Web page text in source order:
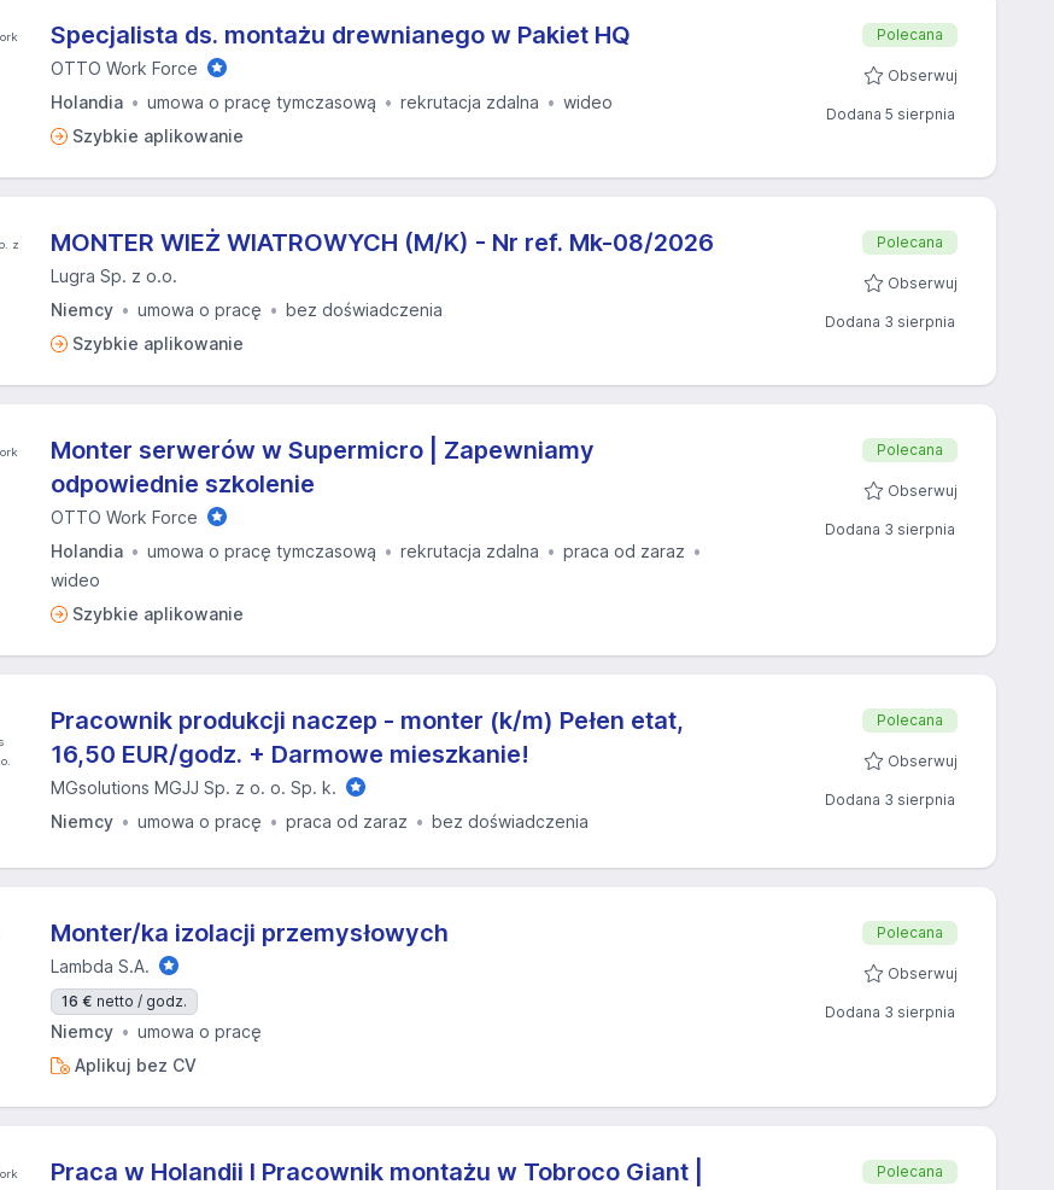
Specjalista ds. montażu drewnianego w Pakiet HQ
OTTO Work Force
Holandia
umowa o pracę tymczasową rekrutacja zdalna
wideo
Szybkie aplikowanie
Polecana
Obserwuj
Dodana 5 sierpnia
MONTER WIEŻ WIATROWYCH (M/K) - Nr ref. Mk-08/2026
Lugra Sp. z o.o.
Niemcy
umowa o pracę
bez doświadczenia
Szybkie aplikowanie
Polecana
Obserwuj
Dodana 3 sierpnia
Monter serwerów w Supermicro | Zapewniamy
odpowiednie szkolenie
OTTO Work Force
Holandia
umowa o pracę tymczasową rekrutacja zdalna
praca od zaraz
wideo
Szybkie aplikowanie
Polecana
Obserwuj
Dodana 3 sierpnia
Pracownik produkcji naczep - monter (k/m) Pełen etat,
16,50 EUR/godz. + Darmowe mieszkanie!
MGsolutions MGJJ Sp. z o. o. Sp. k.
Niemcy
umowa o pracę praca od zaraz bez doświadczenia
Polecana
Obserwuj
Dodana 3 sierpnia
Monter/ka izolacji przemysłowych
Lambda S.A.
16 € netto / godz.
Niemcy
umowa o pracę
Aplikuj bez CV
Polecana
Obserwuj
Dodana 3 sierpnia
Praca w Holandii I Pracownik montażu w Tobroco Giant |
Polecana